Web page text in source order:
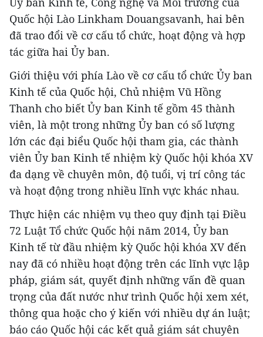
Quốc hội Lào Linkham Douangsavanh, hai bên
đã trao đổi về cơ cấu tổ chức, hoạt động và hợp
tác giữa hai Ủy ban.
Giới thiệu với phía Lào về cơ cấu tổ chức Ủy ban
Kinh tế của Quốc hội, Chủ nhiệm Vũ Hồng
Thanh cho biết Ủy ban Kinh tế gồm 45 thành
viên, là một trong những Ủy ban có số lượng
lớn các đại biểu Quốc hội tham gia, các thành
viên Ủy ban Kinh tế nhiệm kỳ Quốc hội khóa XV
đa dạng về chuyên môn, độ tuổi, vị trí công tác
và hoạt động trong nhiều lĩnh vực khác nhau.
Thực hiện các nhiệm vụ theo quy định tại Điều
72 Luật Tổ chức Quốc hội năm 2014, Ủy ban
Kinh tế từ đầu nhiệm kỳ Quốc hội khóa XV đến
nay đã có nhiều hoạt động trên các lĩnh vực lập
pháp, giám sát, quyết định những vấn đề quan
trọng của đất nước như trình Quốc hội xem xét,
thông qua hoặc cho ý kiến với nhiều dự án luật;
báo cáo Quốc hội các kết quả giám sát chuyên